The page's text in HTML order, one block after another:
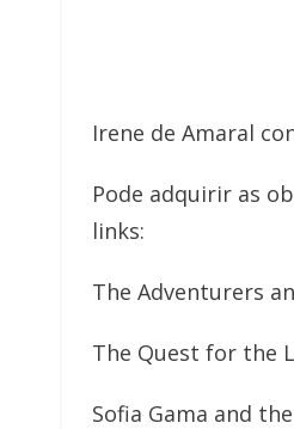
Irene de Amaral
Pode adquirir as
links:
The Adventurers
The Quest for the
Sofia Gama and